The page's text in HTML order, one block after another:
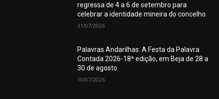
regressa de 4 a 6 de setembro para
celebrar a identidade mineira do concelho.
31/07/2026
Palavras Andarilhas: A Festa da Palavra
Contada 2026-18ª edição, em Beja de 28 a
30 de agosto.
10/07/2026